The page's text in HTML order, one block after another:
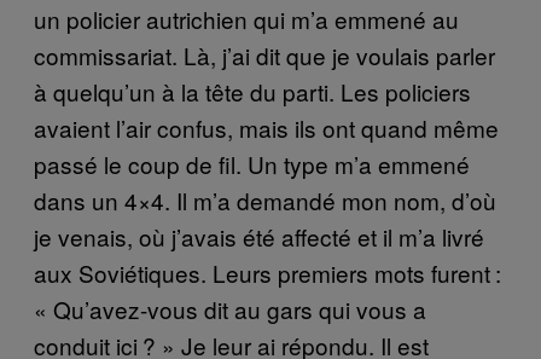
un policier autrichien qui m’a emmené au
commissariat. Là, j’ai dit que je voulais parler
à quelqu’un à la tête du parti. Les policiers
avaient l’air confus, mais ils ont quand même
passé le coup de fil. Un type m’a emmené
dans un 4×4. Il m’a demandé mon nom, d’où
je venais, où j’avais été affecté et il m’a livré
aux Soviétiques. Leurs premiers mots furent :
« Qu’avez-vous dit au gars qui vous a
conduit ici ? » Je leur ai répondu. Il est